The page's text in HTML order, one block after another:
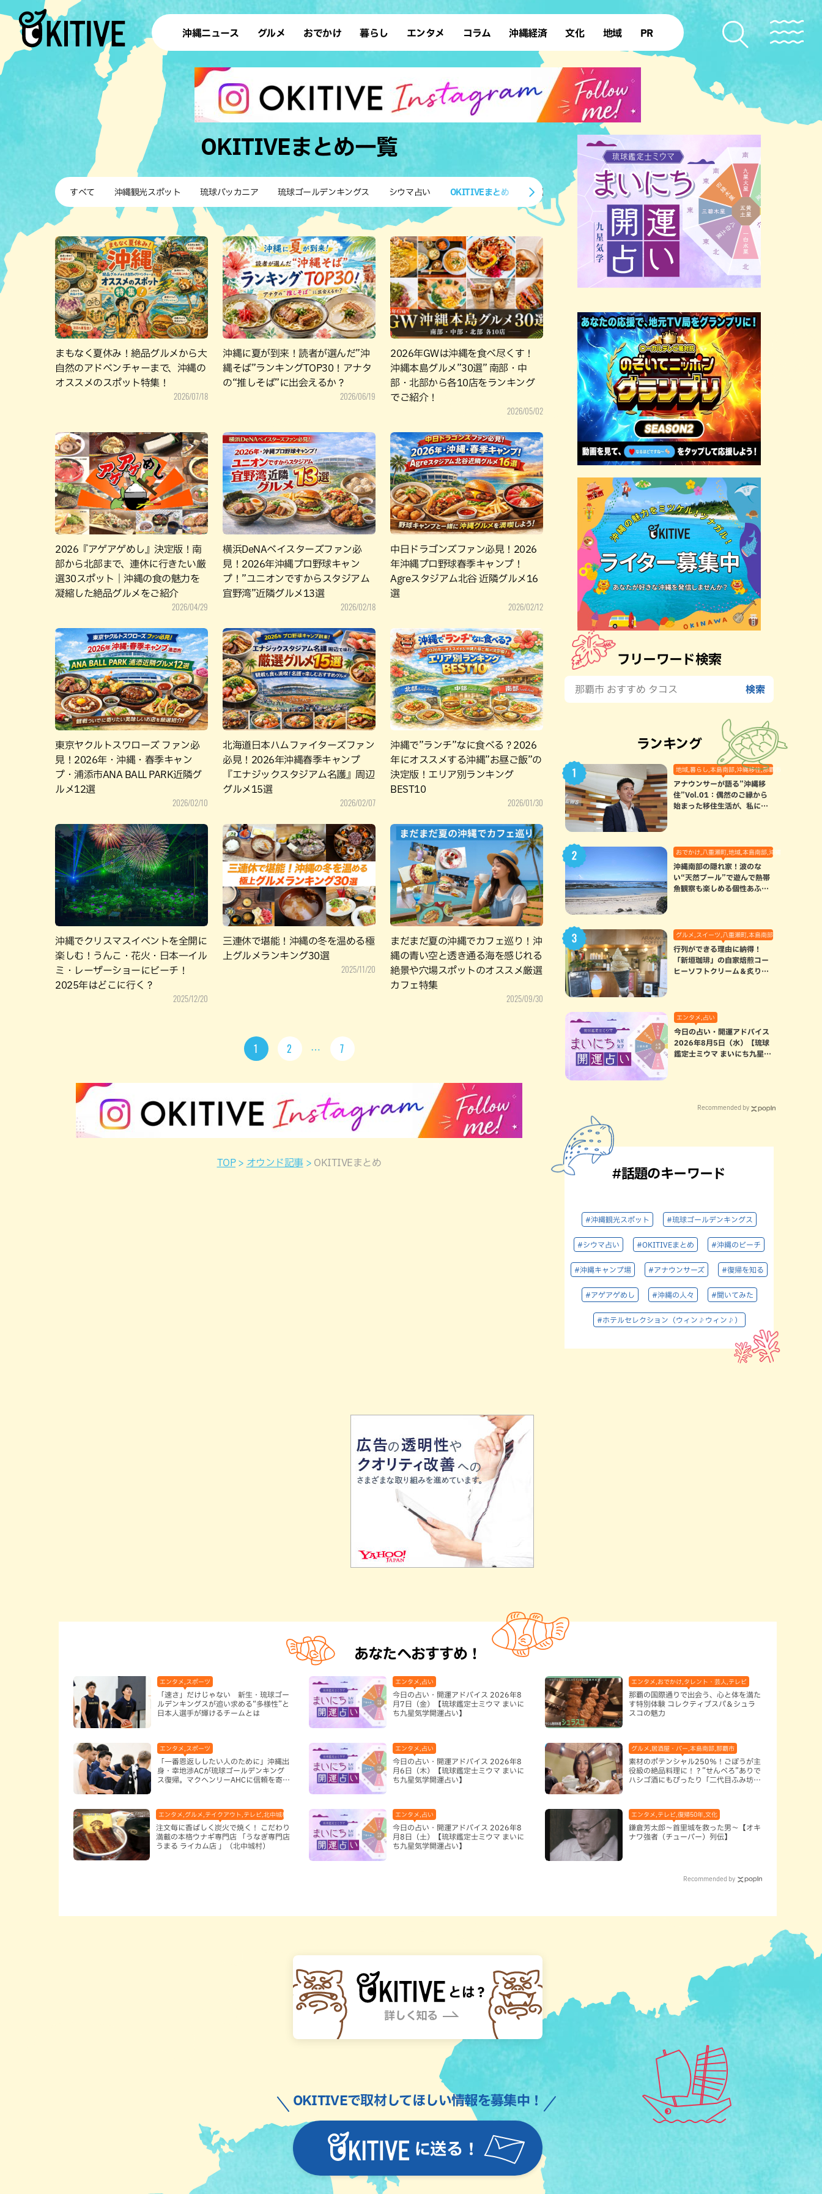
沖縄ニュース グルメ
ラーメン 沖縄そば
テイクアウト カフェ
すし・魚料理 和食・日本料理
沖縄料理 アジア・エスニック
ステーキ・焼肉 焼鳥・串料理
その他の肉料理 居酒屋・バー
ブッフェ・バイキング スイーツ
パン カレー
ハンバーガー タコス・タコライス
おでかけ
デート ドライブ
散歩 ソロ活
歴史
サウナ 公園
暮らし
レシピ SDGs
ファッション ローカルニュース
沖縄移住 沖縄旧暦行事
エンタメ
スポーツ 占い
タレント・芸人 テレビ
コラム 沖縄経済 文化
復帰50年
地域
本島北部
本島南部 先島諸島
北部離島
PR
OKITIVEまとめ一覧
すべて 沖縄観光スポット 琉球バッカニア 琉球ゴールデンキングス シウマ占い OKITIVEまとめ 沖縄のビーチ 沖縄キャンプ場 アナウンサーズ 復帰を知る
まもなく夏休み！絶品グルメから大
自然のアドベンチャーまで、沖縄の
オススメのスポット特集！
2026/07/18
沖縄に夏が到来！読者が選んだ”沖
縄そば”ランキングTOP30！アナタ
の“推しそば”に出会えるか？
2026/06/19
2026年GWは沖縄を食べ尽くす！
沖縄本島グルメ”30選” 南部・中
部・北部から各10店をランキング
でご紹介！
2026/05/02
2026『アゲアゲめし』決定版！南
部から北部まで、連休に行きたい厳
選30スポット｜沖縄の食の魅力を
凝縮した絶品グルメをご紹介
2026/04/29
横浜DeNAベイスターズファン必
見！2026年沖縄プロ野球キャン
プ！”ユニオンですからスタジアム
宜野湾”近隣グルメ13選
2026/02/18
中日ドラゴンズファン必見！2026
年沖縄プロ野球春季キャンプ！
Agreスタジアム北谷 近隣グルメ16
選
2026/02/12
東京ヤクルトスワローズ ファン必
見！2026年・沖縄・春季キャン
プ・浦添市ANA BALL PARK近隣グ
ルメ12選
2026/02/10
北海道日本ハムファイターズファン
必見！2026年沖縄春季キャンプ
『エナジックスタジアム名護』周辺
グルメ15選
2026/02/07
沖縄で”ランチ”なに食べる？2026
年にオススメする沖縄”お昼ご飯”の
決定版！エリア別ランキング
BEST10
2026/01/30
沖縄でクリスマスイベントを全開に
楽しむ！うんこ・花火・日本一イル
ミ・レーザーショーにビーチ！
2025年はどこに行く？
2025/12/20
三連休で堪能！沖縄の冬を温める極
上グルメランキング30選
2025/11/20
まだまだ夏の沖縄でカフェ巡り！沖
縄の青い空と透き通る海を感じれる
絶景や穴場スポットのオススメ厳選
カフェ特集
2025/09/30
1 2 7
TOP オウンド記事 OKITIVEまとめ
フリーワード検索
ランキング
地域,暮らし,本島南部,沖縄移住,那覇市
アナウンサーが語る”沖縄移
住”Vol.01：偶然のご縁から
始まった移住生活が、私にと
おでかけ,八重瀬町,地域,本島南部,沖縄の海,自然
沖縄南部の隠れ家！波のな
い“天然プール”で遊んで熱帯
魚観察も楽しめる個性あふれ
グルメ,スイーツ,八重瀬町,本島南部
行列ができる理由に納得！
「新垣珈琲」の自家焙煎コー
ヒーソフトクリーム＆炙りマ
エンタメ,占い
今日の占い・開運アドバイス
2026年8月5日（水）【琉球
鑑定士ミウマ まいにち九星気
Recommended by
#話題のキーワード
#沖縄観光スポット #琉球ゴールデンキングス
#シウマ占い #OKITIVEまとめ #沖縄のビーチ
#沖縄キャンプ場 #アナウンサーズ #復帰を知る
#アゲアゲめし #沖縄の人々 #聞いてみた
#ホテルセレクション（ウィン♪ウィン♪）
あなたへおすすめ！
エンタメ,スポーツ
「速さ」だけじゃない 新生・琉球ゴー
ルデンキングスが追い求める“多様性”と
日本人選手が輝けるチームとは
エンタメ,占い
今日の占い・開運アドバイス 2026年8
月7日（金）【琉球鑑定士ミウマ まいに
ち九星気学開運占い】
エンタメ,おでかけ,タレント・芸人,テレビ
那覇の国際通りで出会う、心と体を満た
す特別体験 コレクティブスパ＆シュラ
スコの魅力
エンタメ,スポーツ
「一番恩返ししたい人のために」沖縄出
身・幸地渉ACが琉球ゴールデンキング
ス復帰。マクヘンリーAHCに信頼を寄せ
エンタメ,占い
今日の占い・開運アドバイス 2026年8
月6日（木）【琉球鑑定士ミウマ まいに
ち九星気学開運占い】
グルメ,居酒屋・バー,本島南部,那覇市
素材のポテンシャル250％！ごぼうが主
役級の絶品料理に！？”せんべろ”ありで
ハシゴ酒にもぴったり「二代目ふみ坊
エンタメ,グルメ,テイクアウト,テレビ,北中城村,和食・日本料理,地域,本島中部
注文毎に香ばしく炭火で焼く！ こだわり
満載の本格ウナギ専門店 「うなぎ専門店
うまる ライカム店 」（北中城村）
エンタメ,占い
今日の占い・開運アドバイス 2026年8
月8日（土）【琉球鑑定士ミウマ まいに
ち九星気学開運占い】
エンタメ,テレビ,復帰50年,文化
鎌倉芳太郎～首里城を救った男～【オキ
ナワ強者（チューバー）列伝】
Recommended by
に送る！
OKITIVEで取材してほしい情報を募集中！